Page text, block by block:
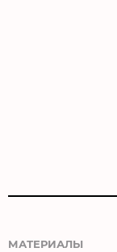
МАТЕРИАЛЫ